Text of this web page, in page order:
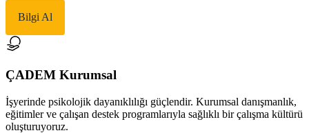
Bilgi Al
ÇADEM Kurumsal
İşyerinde psikolojik dayanıklılığı güçlendir. Kurumsal danışmanlık,
eğitimler ve çalışan destek programlarıyla sağlıklı bir çalışma kültürü
oluşturuyoruz.